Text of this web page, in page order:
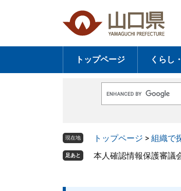
の
頭
ー
飛
トップページ くらし
o
e
ス
タ
現在地 トップページ > 組織で
足あと 本人確認情報保護審議